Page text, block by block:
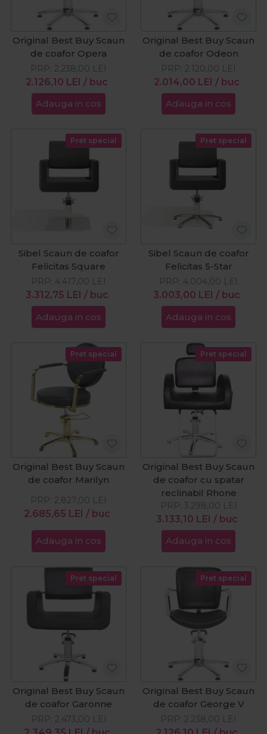
Original Best Buy Scaun
de coafor Opera
2.126,10 LEI / buc
PRP: 2.238,00 LEI
Adauga in cos
Original Best Buy Scaun
de coafor Odeon
2.014,00 LEI / buc
PRP: 2.120,00 LEI
Adauga in cos
Pret special
Sibel Scaun de coafor
Felicitas Square
3.312,75 LEI / buc
PRP: 4.417,00 LEI
Adauga in cos
Pret special
Sibel Scaun de coafor
Felicitas 5-Star
3.003,00 LEI / buc
PRP: 4.004,00 LEI
Adauga in cos
Pret special
Original Best Buy Scaun
de coafor Marilyn
2.685,65 LEI / buc
PRP: 2.827,00 LEI
Adauga in cos
Pret special
Original Best Buy Scaun
de coafor cu spatar
reclinabil Rhone
3.133,10 LEI / buc
PRP: 3.298,00 LEI
Adauga in cos
Pret special
Original Best Buy Scaun
de coafor Garonne
PRP: 2.473,00 LEI
Pret special
Original Best Buy Scaun
de coafor George V
PRP: 2.238,00 LEI